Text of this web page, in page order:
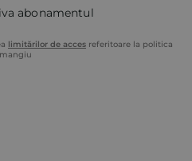
abonamentul
limitărilor de acces referitoare la politica